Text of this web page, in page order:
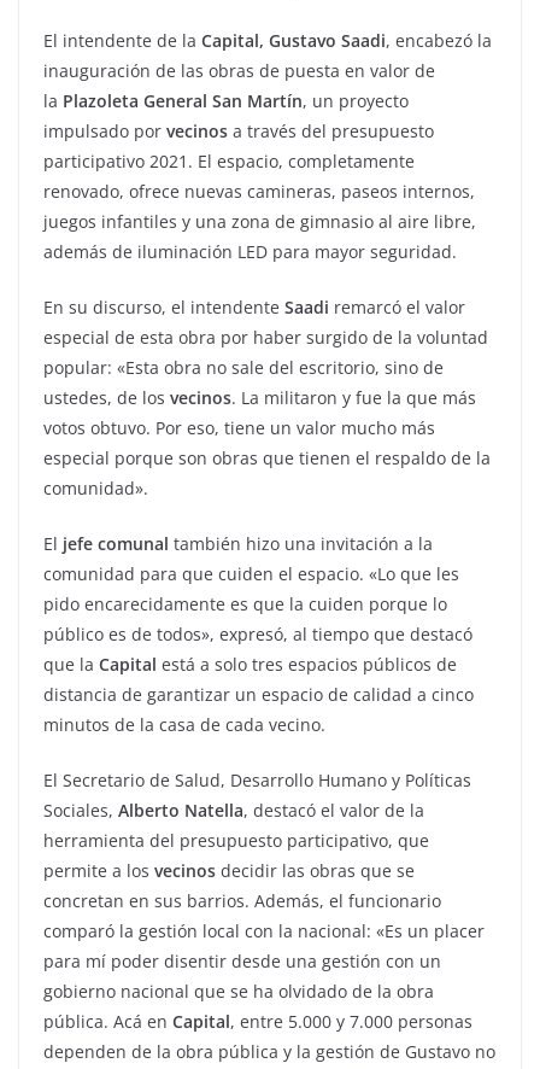
El intendente de la Capital, Gustavo Saadi, encabezó la
inauguración de las obras de puesta en valor de
la Plazoleta General San Martín, un proyecto
impulsado por vecinos a través del presupuesto
participativo 2021. El espacio, completamente
renovado, ofrece nuevas camineras, paseos internos,
juegos infantiles y una zona de gimnasio al aire libre,
además de iluminación LED para mayor seguridad.
En su discurso, el intendente Saadi remarcó el valor
especial de esta obra por haber surgido de la voluntad
popular: «Esta obra no sale del escritorio, sino de
ustedes, de los vecinos. La militaron y fue la que más
votos obtuvo. Por eso, tiene un valor mucho más
especial porque son obras que tienen el respaldo de la
comunidad».
El jefe comunal también hizo una invitación a la
comunidad para que cuiden el espacio. «Lo que les
pido encarecidamente es que la cuiden porque lo
público es de todos», expresó, al tiempo que destacó
que la Capital está a solo tres espacios públicos de
distancia de garantizar un espacio de calidad a cinco
minutos de la casa de cada vecino.
El Secretario de Salud, Desarrollo Humano y Políticas
Sociales, Alberto Natella, destacó el valor de la
herramienta del presupuesto participativo, que
permite a los vecinos decidir las obras que se
concretan en sus barrios. Además, el funcionario
comparó la gestión local con la nacional: «Es un placer
para mí poder disentir desde una gestión con un
gobierno nacional que se ha olvidado de la obra
pública. Acá en Capital, entre 5.000 y 7.000 personas
dependen de la obra pública y la gestión de Gustavo no